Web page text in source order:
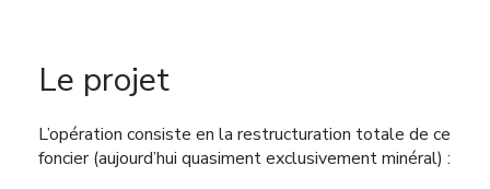
Le projet
L’opération consiste en la restructuration totale de ce
foncier (aujourd’hui quasiment exclusivement minéral) :